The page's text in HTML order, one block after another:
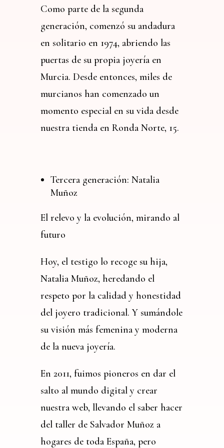
Como parte de la segunda
generación, comenzó su andadura
en solitario en 1974, abriendo las
puertas de su propia joyería en
Murcia. Desde entonces, miles de
murcianos han comenzado un
momento especial en su vida desde
nuestra tienda en Ronda Norte, 15.
Tercera generación: Natalia
Muñoz
El relevo y la evolución, mirando al
futuro
Hoy, el testigo lo recoge su hija,
Natalia Muñoz, heredando el
respeto por la calidad y honestidad
del joyero tradicional. Y sumándole
su visión más femenina y moderna
de la nueva joyería.
En 2011, fuimos pioneros en dar el
salto al mundo digital y crear
nuestra web, llevando el saber hacer
del taller de Salvador Muñoz a
hogares de toda España, pero